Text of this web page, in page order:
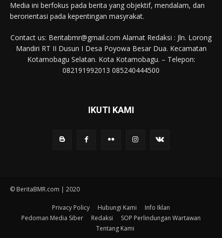
Media ini berfokus pada berita yang objektif, mendalam, dan
berorientasi pada kepentingan masyrakat.
Contact us: Beritabmr@gmail.com Alamat Redaksi : Jln. Lorong
Mandiri RT II Dusun I Desa Poyowa Besar Dua. Kecamatan
Kotamobagu Selatan. Kota Kotamobagu. – Telepon:
082191992013 085240444500
IKUTI KAMI
© BeritaBMR.com | 2020
Privacy Policy Hubungi Kami
Info Iklan
Pedoman Media Siber
Redaksi
SOP Perlindungan Wartawan
Tentang Kami